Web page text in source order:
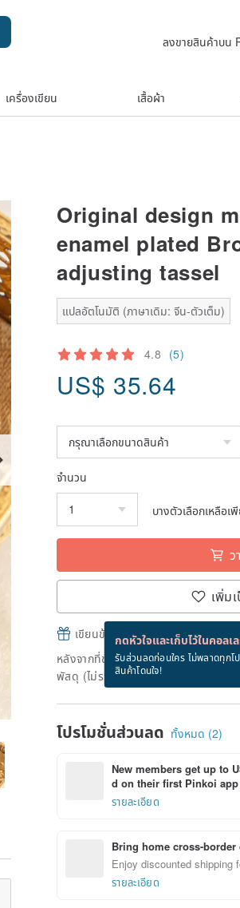
ลงขายสินค้าบน
เครื่องเขียน เสื้อผ้า
Original design
enamel plated
adjusting tassel
แปลอัตโนมัติ (ภาษาเดิม: จีน-ตัวเต็ม)
4.8 (5)
US$ 35.64
จำนวน
บางตัวเลือกเหลือเ
ว
เพิ่ม
กดหัวใจและเก็บไว้ในคอลเ
รับส่วนลดก่อนใคร ไม่พลาดทุกโ
สินค้าโดนใจ!
เขียนข้อความและส่ง eCard ฟรีเมื่
หลังจากที่ชำระเงินถึงวันที่จะจัดส่งสินค้
พัสดุ (ไม่รวมวันหยุด)
โปรโมชั่นส่วนลด ทั้งหมด (2)
New members get up to
d on their first Pinkoi
รายละเอียด
Bring home cross-
Enjoy discounted shipping
รายละเอียด